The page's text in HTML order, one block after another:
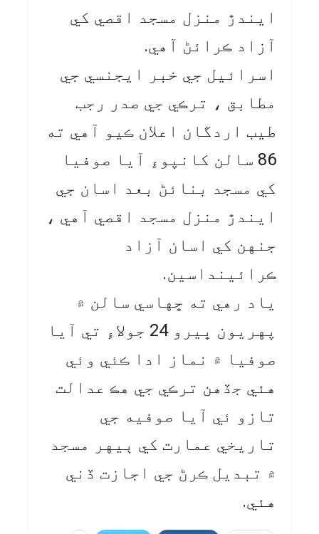
ايندڙ منزل مسجد اقصي کي
آزاد ڪرائڻ آهي.
اسرائيل جي خبر ايجنسي جي
مطابق ، ترڪي جي صدر رجب
طيب اردگان اعلان ڪيو آهي ته
86 سالن کانپوءِ آيا صوفيا
کي مسجد بنائڻ بعد اسان جي
ايندڙ منزل مسجد اقصي آهي ،
جنهن کي اسان آزاد
ڪرائينداسين.
ياد رهي ته ڇهاسي سالن ۾
پهريون ڀيرو 24 جولاءِ تي آيا
صوفيا ۾ نماز ادا ڪئي وئي
هئي جڏهن ترڪي جي هڪ عدالت
تازو ئي آيا صوفيه جي
تاريخي عمارت کي ٻيهر مسجد
۾ تبديل ڪرڻ جي اجازت ڏني
هئي.